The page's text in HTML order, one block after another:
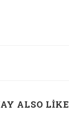
ALSO LIKE